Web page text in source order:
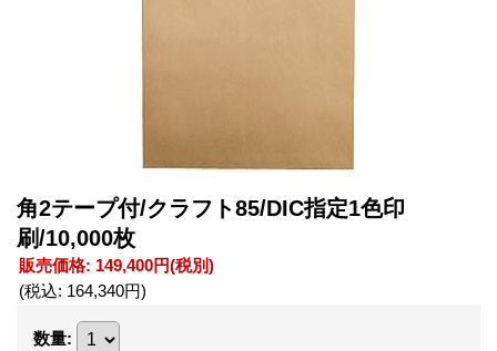
角2テープ付/クラフト85/DIC指定1色印
刷/10,000枚
販売価格: 149,400円(税別)
(税込: 164,340円)
数量: